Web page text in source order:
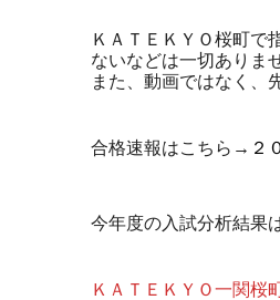
ＫＡＴＥＫＹＯ桜町で
ないなどは一切ありま
また、動画ではなく、
合格速報はこちら→ ２
今年度の入試分析結果
ＫＡＴＥＫＹＯ一関桜